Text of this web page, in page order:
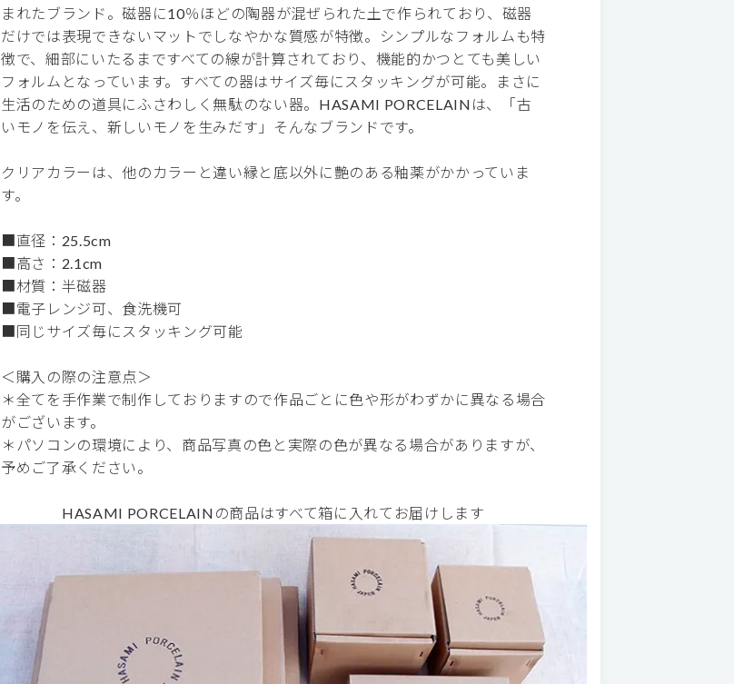
まれたブランド。磁器に10％ほどの陶器が混ぜられた土で作られており、磁器
だけでは表現できないマットでしなやかな質感が特徴。シンプルなフォルムも特
徴で、細部にいたるまですべての線が計算されており、機能的かつとても美しい
フォルムとなっています。すべての器はサイズ毎にスタッキングが可能。まさに
生活のための道具にふさわしく無駄のない器。HASAMI PORCELAINは、「古
いモノを伝え、新しいモノを生みだす」そんなブランドです。
クリアカラーは、他のカラーと違い縁と底以外に艶のある釉薬がかかっていま
す。
■直径：25.5cm
■高さ：2.1cm
■材質：半磁器
■電子レンジ可、食洗機可
■同じサイズ毎にスタッキング可能
＜購入の際の注意点＞
＊全てを手作業で制作しておりますので作品ごとに色や形がわずかに異なる場合
がございます。
＊パソコンの環境により、商品写真の色と実際の色が異なる場合がありますが、
予めご了承ください。
HASAMI PORCELAINの商品はすべて箱に入れてお届けします